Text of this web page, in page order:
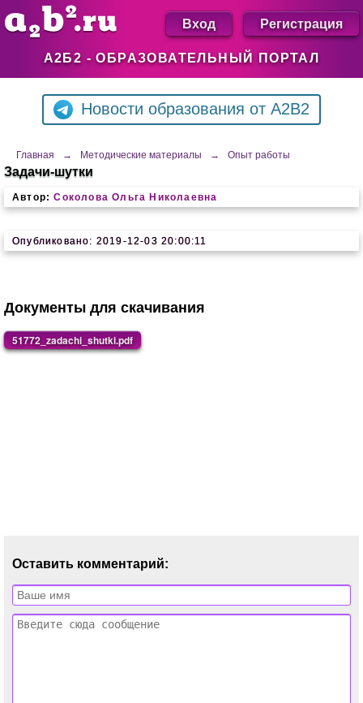
А2Б2 - ОБРАЗОВАТЕЛЬНЫЙ ПОРТАЛ
Вход Регистрация
Новости образования от A2B2
Главная → Методические материалы → Опыт работы
Задачи-шутки
Автор: Соколова Ольга Николаевна
Опубликовано: 2019-12-03 20:00:11
Документы для скачивания
51772_zadachi_shutki.pdf
Оставить комментарий: